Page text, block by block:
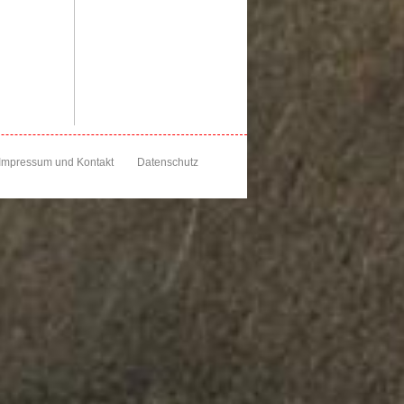
und Kontakt Datenschutz